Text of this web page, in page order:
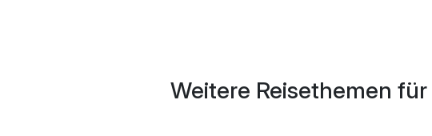
Weitere Reisethemen